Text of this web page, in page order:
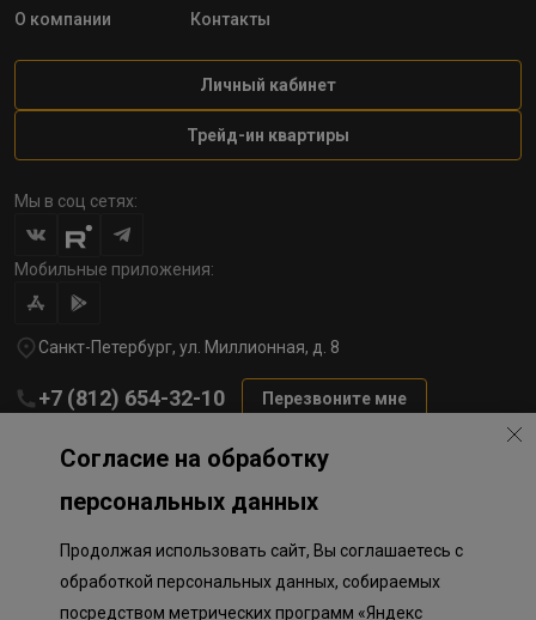
О компании
Контакты
Личный кабинет
Трейд-ин квартиры
Мы в соц сетях:
Мобильные приложения:
Санкт-Петербург, ул. Миллионная, д. 8
+7 (812) 654-32-10 Перезвоните мне
Политика обработки персональных данных
Информация о плановом направлении средств
на строительство соц.объектов в Окле
Приложение к программе лояльности
Согласие на обработку
персональных данных
Продолжая использовать сайт, Вы соглашаетесь с
обработкой персональных данных, собираемых
посредством метрических программ «Яндекс